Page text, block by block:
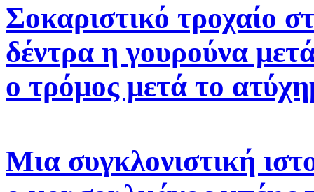
Σοκαριστικό τροχαίο
δέντρα η γουρούνα
ο τρόμος μετά το
Μια συγκλονιστική